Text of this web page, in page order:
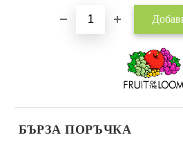
БЪРЗА ПОРЪЧКА